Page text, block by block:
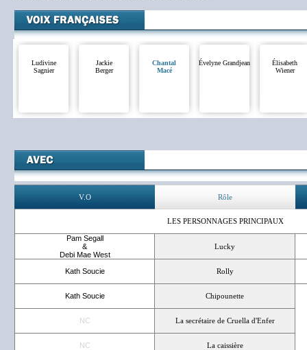
Ludivine
Sagnier
Jackie
Berger
Chantal
Macé
Évelyne Grandjean
Élisabeth
Wiener
V.O Rôle
LES PERSONNAGES PRINCIPAUX
Pam Segall
&
Debi Mae West
Lucky
Kath Soucie Rolly
Kath Soucie Chipounette
NC La secrétaire de Cruella d'Enfer
NC La caissière